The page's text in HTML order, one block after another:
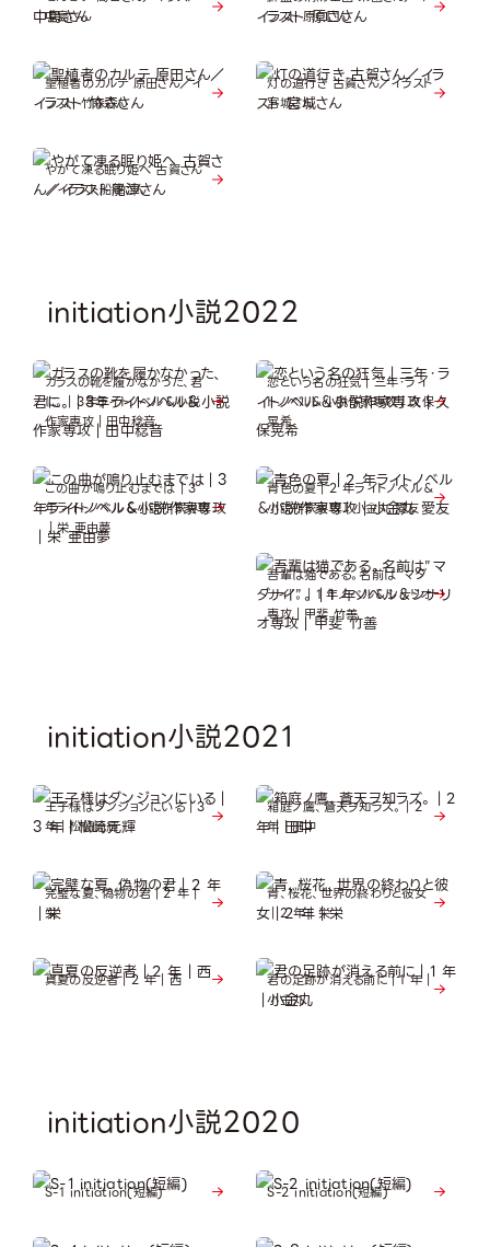
中島さん
ラスト 原口さん
聖植者のカルテ 原田さん／イ
ラスト 竹森さん
灯の道行き 古賀さん／イラスト
宮城さん
やがて凍る眠り姫へ 古賀さん
／イラスト船津さん
initiation小説2022
ガラスの靴を履かなかった、君
に。｜3年ライトノベル＆小説
作家専攻｜田中稔音
恋という名の狂気｜三年・ライ
トノベル＆小説作家専攻｜久保
晃希
この曲が鳴り止むまでは｜3
年ライトノべル＆小説作家専攻
｜栄 亜由夢
青色の夏｜2 年ライトノべル＆
小説作家専攻｜小金丸 愛友
吾輩は猫である。名前は”マダ
ナイ”。｜1 年ノべル＆シナリオ
専攻｜甲斐 竹善
initiation小説2021
王子様はダンジョンにいる｜3
年｜松崎元輝
箱庭ノ鷹、蒼天ヲ知ラズ。｜2
年｜田中
完璧な夏、偽物の君｜2 年｜
栄
青、桜花、世界の終わりと彼女
｜2 年｜栄
真夏の反逆者｜2 年｜西
君の足跡が消える前に｜1 年｜
小金丸
initiation小説2020
S-1 initiation(短編) S-2 initiation(短編)